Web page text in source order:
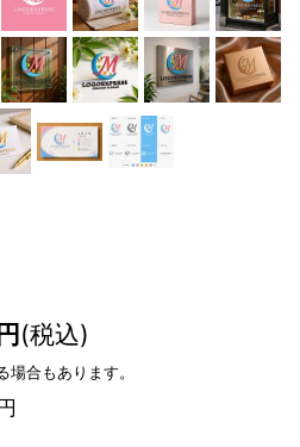
(税込)
合もあります。